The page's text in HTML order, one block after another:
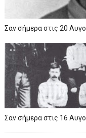
Σαν σήμερα στις 20
Σαν σήμερα στις 16